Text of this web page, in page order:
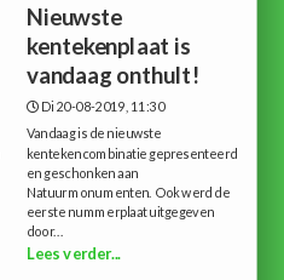
Nieuwste
kentekenplaat is
vandaag onthult!
Di 20-08-2019, 11:30
Vandaag is de nieuwste
kentekencombinatie gepresenteerd
en geschonken aan
Natuurmonumenten. Ook werd de
eerste nummerplaat uitgegeven
door...
Lees verder...